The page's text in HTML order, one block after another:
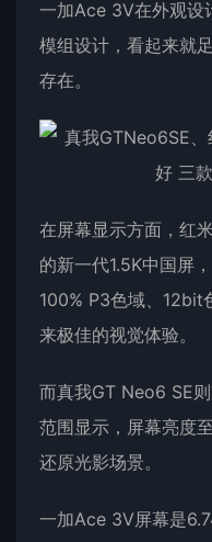
一加Ace 3V在外观设
模组设计，看起来就
存在。
在屏幕显示方面，红
的新一代1.5K中国屏
100% P3色域、12bit
来极佳的视觉体验。
而真我GT Neo6 SE
范围显示，屏幕亮度
还原光影场景。
一加Ace 3V屏幕是